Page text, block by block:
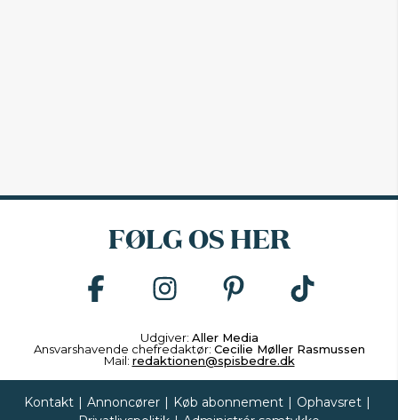
FØLG OS HER
Udgiver: Aller Media
Ansvarshavende chefredaktør: Cecilie Møller Rasmussen
Mail: redaktionen@spisbedre.dk
Kontakt | Annoncører | Køb abonnement | Ophavsret |